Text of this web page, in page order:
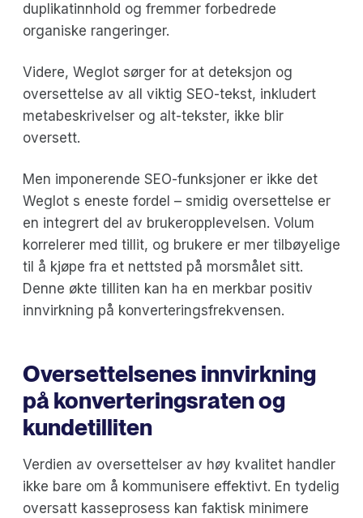
duplikatinnhold og fremmer forbedrede
organiske rangeringer.
Videre, Weglot sørger for at deteksjon og
oversettelse av all viktig SEO-tekst, inkludert
metabeskrivelser og alt-tekster, ikke blir
oversett.
Men imponerende SEO-funksjoner er ikke det
Weglot s eneste fordel – smidig oversettelse er
en integrert del av brukeropplevelsen. Volum
korrelerer med tillit, og brukere er mer tilbøyelige
til å kjøpe fra et nettsted på morsmålet sitt.
Denne økte tilliten kan ha en merkbar positiv
innvirkning på konverteringsfrekvensen.
Oversettelsenes innvirkning
på konverteringsraten og
kundetilliten
Verdien av oversettelser av høy kvalitet handler
ikke bare om å kommunisere effektivt. En tydelig
oversatt kasseprosess kan faktisk minimere